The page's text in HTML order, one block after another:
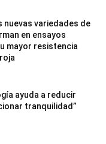
nuevas variedades de
en ensayos
mayor resistencia
ayuda a reducir
tranquilidad”